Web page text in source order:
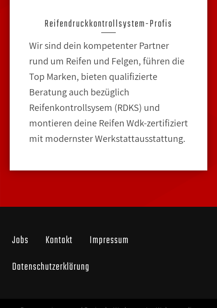
Reifendruckkontrollsystem-Profis
Wir sind dein kompetenter Partner
rund um Reifen und Felgen, führen die
Top Marken, bieten qualifizierte
Beratung auch bezüglich
Reifenkontrollsysem (RDKS) und
montieren deine Reifen Wdk-zertifiziert
mit modernster Werkstattausstattung.
Jobs Kontakt
Impressum
Datenschutzerklärung